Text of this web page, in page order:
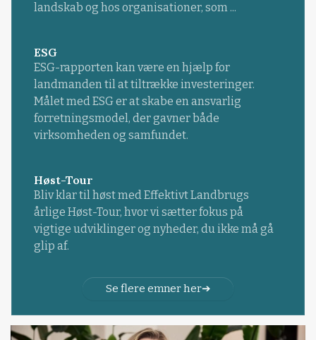
landskab og hos organisationer, som ...
ESG
ESG-rapporten kan være en hjælp for
landmanden til at tiltrække investeringer.
Målet med ESG er at skabe en ansvarlig
forretningsmodel, der gavner både
virksomheden og samfundet.
Høst-Tour
Bliv klar til høst med Effektivt Landbrugs
årlige Høst-Tour, hvor vi sætter fokus på
vigtige udviklinger og nyheder, du ikke må gå
glip af.
Se flere emner her